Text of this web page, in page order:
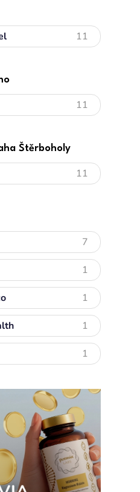
11
11
Štěrboholy
11
7
1
1
1
1